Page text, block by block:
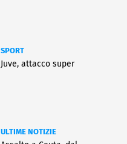
SPORT
Juve, attacco super
ULTIME NOTIZIE